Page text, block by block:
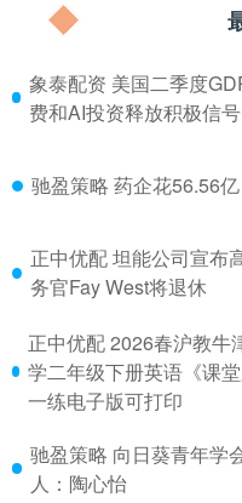
象泰配资 美国二季度
费和AI投资释放积极信号
驰盈策略 药企花56.56
正中优配 坦能公司宣布
务官Fay West将退休
正中优配 2026春沪教牛
学二年级下册英语《课
一练电子版可打印
驰盈策略 向日葵青年学
人：陶心怡